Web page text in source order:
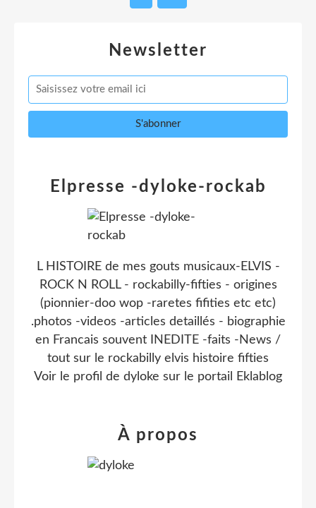
Newsletter
Elpresse -dyloke-rockab
L HISTOIRE de mes gouts musicaux-ELVIS -
ROCK N ROLL - rockabilly-fifties - origines
(pionnier-doo wop -raretes fifities etc etc)
.photos -videos -articles detaillés - biographie
en Francais souvent INEDITE -faits -News /
tout sur le rockabilly elvis histoire fifties
Voir le profil de dyloke sur le portail Eklablog
À propos